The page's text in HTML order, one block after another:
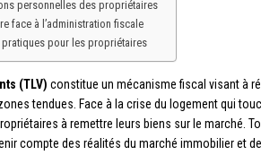
personnelles des propriétaires
face à l’administration fiscale
pratiques pour les propriétaires
(TLV) constitue un mécanisme fiscal visant à
tendues. Face à la crise du logement qui
à remettre leurs biens sur le marché.
compte des réalités du marché immobilier et